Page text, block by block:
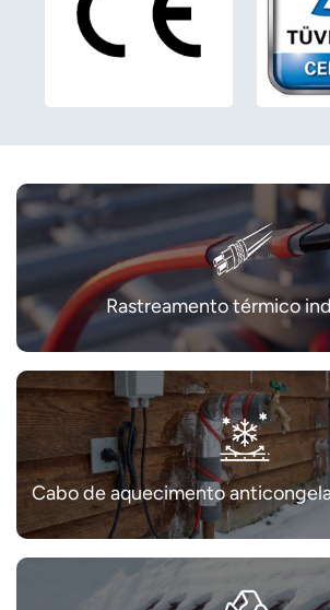
Rastreamento térmico
Cabo de aquecimento